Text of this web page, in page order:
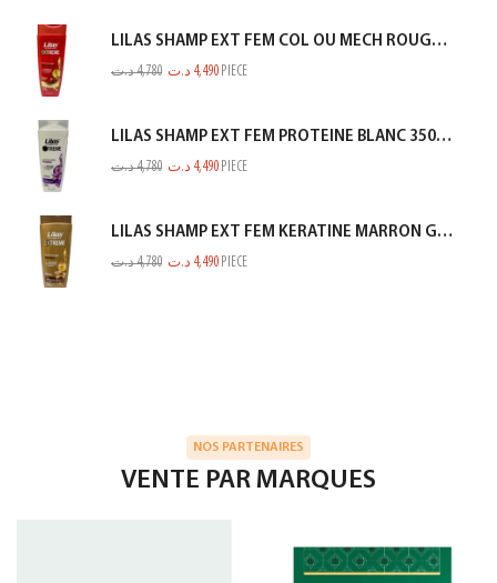
LILAS SHAMP EXT FEM COL OU MECH ROUGE 350ML
4,780د.ت 4,490 د.ت PIECE
LILAS SHAMP EXT FEM PROTEINE BLANC 350ML
4,780د.ت 4,490 د.ت PIECE
LILAS SHAMP EXT FEM KERATINE MARRON GOLD 350ML
4,780د.ت 4,490 د.ت PIECE
NOS PARTENAIRES
VENTE PAR MARQUES